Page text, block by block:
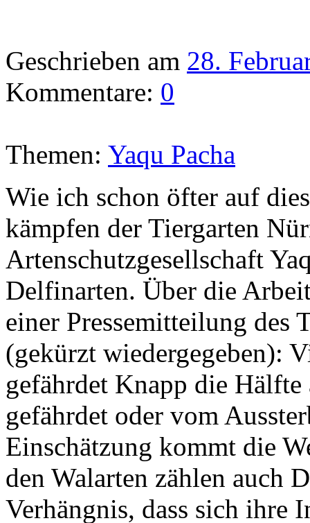
Geschrieben am 28.
Kommentare: 0
Themen: Yaqu Pacha
Wie ich schon öfter auf
kämpfen der Tiergarten
Artenschutzgesellschaft
Delfinarten. Über die
einer Pressemitteilung des
(gekürzt wiedergegeben):
gefährdet Knapp die
gefährdet oder vom
Einschätzung kommt die
den Walarten zählen auch
Verhängnis, dass sich ihre